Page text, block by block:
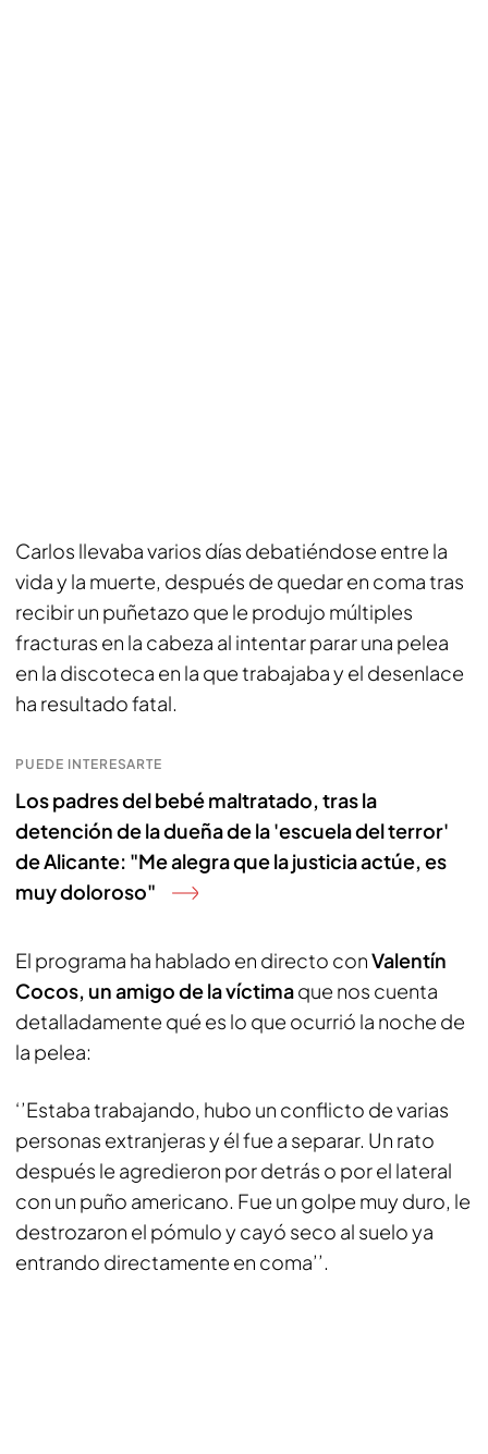
Carlos llevaba varios días debatiéndose entre la
vida y la muerte, después de quedar en coma tras
recibir un puñetazo que le produjo múltiples
fracturas en la cabeza al intentar parar una pelea
en la discoteca en la que trabajaba y el desenlace
ha resultado fatal.
PUEDE INTERESARTE
Los padres del bebé maltratado, tras la
detención de la dueña de la 'escuela del terror'
de Alicante: "Me alegra que la justicia actúe, es
muy doloroso"
El programa ha hablado en directo conValentín
Cocos, un amigo de la víctimaque nos cuenta
detalladamente qué es lo que ocurrió la noche de
la pelea:
‘’Estaba trabajando, hubo un conflicto de varias
personas extranjeras y él fue a separar. Un rato
después le agredieron por detrás o por el lateral
con un puño americano. Fue un golpe muy duro, le
destrozaron el pómulo y cayó seco al suelo ya
entrando directamente en coma’’.